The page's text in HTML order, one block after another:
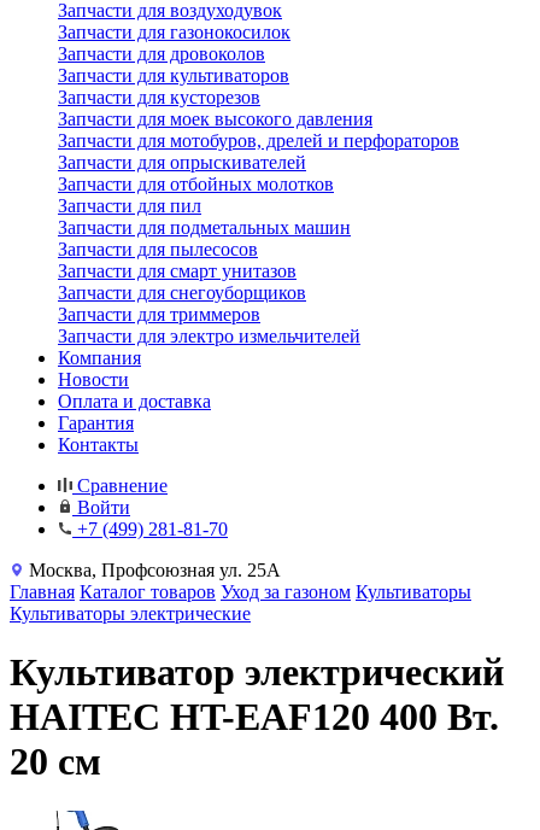
Запчасти для воздуходувок
Запчасти для газонокосилок
Запчасти для дровоколов
Запчасти для культиваторов
Запчасти для кусторезов
Запчасти для моек высокого давления
Запчасти для мотобуров, дрелей и перфораторов
Запчасти для опрыскивателей
Запчасти для отбойных молотков
Запчасти для пил
Запчасти для подметальных машин
Запчасти для пылесосов
Запчасти для смарт унитазов
Запчасти для снегоуборщиков
Запчасти для триммеров
Запчасти для электро измельчителей
Компания
Новости
Оплата и доставка
Гарантия
Контакты
Сравнение
Войти
+7 (499) 281-81-70
Москва, Профсоюзная ул. 25А
Главная Каталог товаров Уход за газоном Культиваторы
Культиваторы электрические
Культиватор электрический
HAITEC HT-EAF120 400 Вт.
20 см